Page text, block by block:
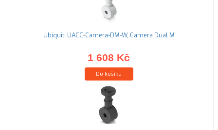
Ubiquiti UACC-Camera-DM-W, Camera Dual M
1 608 Kč
Do košíku